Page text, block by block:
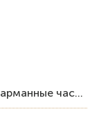
Audemars Piguet и Swatch создали карманные часы в эстетике Royal Oak и Pop Art